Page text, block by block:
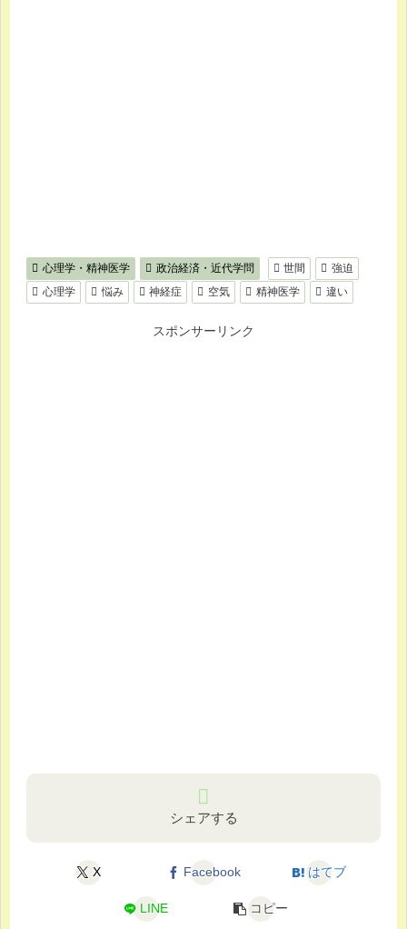
心理学・精神医学 政治経済・近代学問 世間
強迫
心理学
悩み 神経症 空気 精神医学 違い
スポンサーリンク
シェアする
X Facebook はてブ
LINE コピー